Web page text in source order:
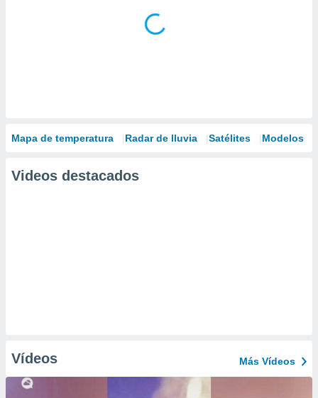
Mapa de temperatura Radar de lluvia Satélites Modelos
Videos destacados
Vídeos Más Vídeos